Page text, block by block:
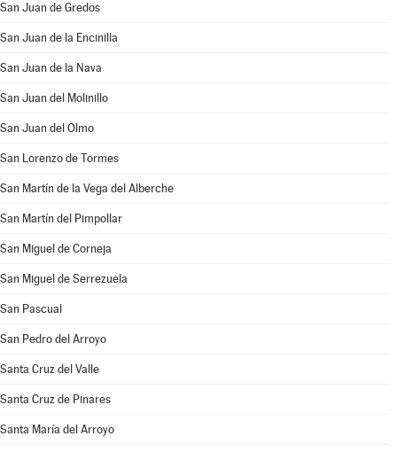
San Juan de Gredos
San Juan de la Encinilla
San Juan de la Nava
San Juan del Molinillo
San Juan del Olmo
San Lorenzo de Tormes
San Martín de la Vega del Alberche
San Martín del Pimpollar
San Miguel de Corneja
San Miguel de Serrezuela
San Pascual
San Pedro del Arroyo
Santa Cruz del Valle
Santa Cruz de Pinares
Santa María del Arroyo